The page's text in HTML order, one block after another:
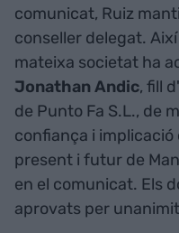
comunicat, Ruiz
conseller delegat.
mateixa societat ha
Jonathan Andic, fill
de Punto Fa S.L., de
confiança i implicació
present i futur de
en el comunicat. Els
aprovats per